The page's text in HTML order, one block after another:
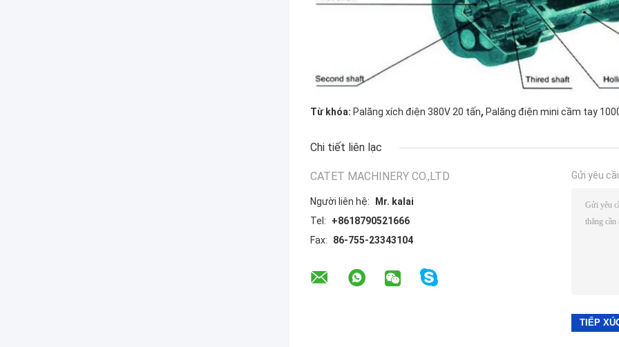
Từ khóa: Palăng xích điện 380V 20 tấn, Palăng điện mini cầm tay
Chi tiết liên lạc
CATET MACHINERY CO.,LTD
Người liên hệ:
Mr. kalai
Tel:
+8618790521666
Fax:
86-755-23343104
Gửi yêu